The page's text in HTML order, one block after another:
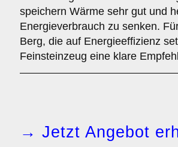
speichern Wärme sehr gut und
Energieverbrauch zu senken.
Berg, die auf Energieeffizienz
Feinsteinzeug eine klare
→ Jetzt Angebot